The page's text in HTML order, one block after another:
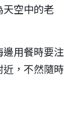
空中的老
用餐時要注
，不然隨時